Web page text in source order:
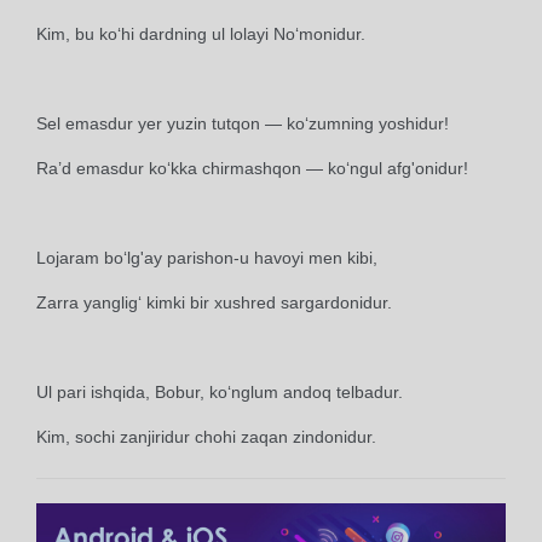
Kim, bu ko‘hi dardning ul lolayi No‘monidur.
Sel emasdur yer yuzin tutqon — ko‘zumning yoshidur!
Ra’d emasdur ko‘kka chirmashqon — ko‘ngul afg'onidur!
Lojaram bo‘lg'ay parishon-u havoyi men kibi,
Zarra yanglig‘ kimki bir xushred sargardonidur.
Ul pari ishqida, Bobur, ko‘nglum andoq telbadur.
Kim, sochi zanjiridur chohi zaqan zindonidur.